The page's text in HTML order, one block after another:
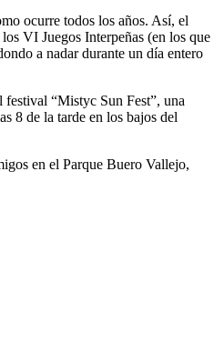
ocurre todos los años. Así, el
VI Juegos Interpeñas (en los que
a nadar durante un día entero
festival “Mistyc Sun Fest”, una
8 de la tarde en los bajos del
en el Parque Buero Vallejo,